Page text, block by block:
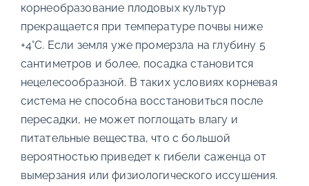
корнеобразование плодовых культур
прекращается при температуре почвы ниже
+4°C. Если земля уже промерзла на глубину 5
сантиметров и более, посадка становится
нецелесообразной. В таких условиях корневая
система не способна восстановиться после
пересадки, не может поглощать влагу и
питательные вещества, что с большой
вероятностью приведет к гибели саженца от
вымерзания или физиологического иссушения.